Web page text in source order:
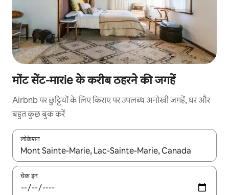
मोंट सेंट-मारie के करीब ठहरने की जगहें
Airbnb पर छुट्टियों के लिए किराए पर उपलब्ध अनोखी जगहें, घर और
बहुत कुछ बुक करें
लोकेशन
नतीजों के उपलब्ध होने पर, अप और डाउन 'ऐरो की' का इस्तेमाल करके नेविगेट
चेक इन